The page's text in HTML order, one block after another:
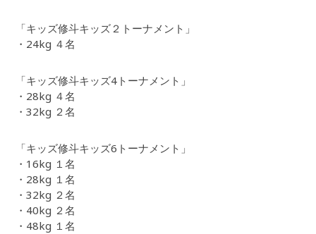
「キッズ修斗キッズ２トーナメント」
・24kg ４名
「キッズ修斗キッズ4トーナメント」
・28kg ４名
・32kg ２名
「キッズ修斗キッズ6トーナメント」
・16kg １名
・28kg １名
・32kg ２名
・40kg ２名
・48kg １名